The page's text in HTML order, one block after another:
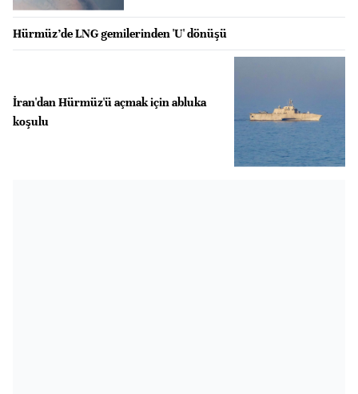
Hürmüz’de LNG gemilerinden 'U' dönüşü
İran'dan Hürmüz'ü açmak için abluka
koşulu